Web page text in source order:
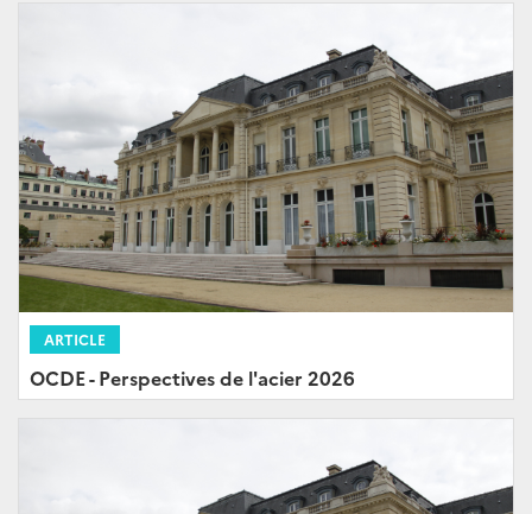
ARTICLE
OCDE - Perspectives de l'acier 2026